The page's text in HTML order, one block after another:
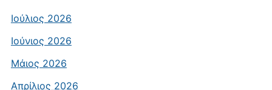
Ιούλιος 2026
Ιούνιος 2026
Μάιος 2026
Απρίλιος 2026